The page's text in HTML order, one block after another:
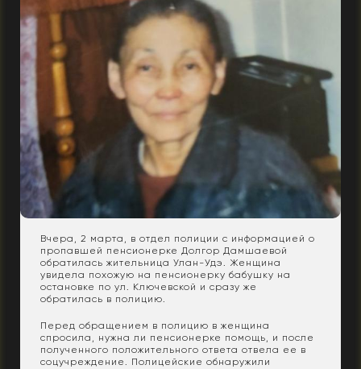
Вчера, 2 марта, в отдел полиции с информацией о
пропавшей пенсионерке Долгор Дамшаевой
обратилась жительница Улан-Удэ. Женщина
увидела похожую на пенсионерку бабушку на
остановке по ул. Ключевской и сразу же
обратилась в полицию.
Перед обращением в полицию в женщина
спросила, нужна ли пенсионерке помощь, и после
полученного положительного ответа отвела ее в
соцучреждение. Полицейские обнаружили